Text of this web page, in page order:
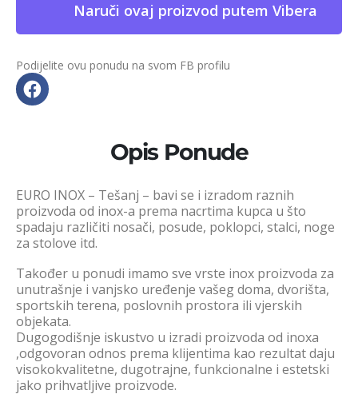
Naruči ovaj proizvod putem Vibera
Podijelite ovu ponudu na svom FB profilu
Opis Ponude
EURO INOX – Tešanj – bavi se i izradom raznih
proizvoda od inox-a prema nacrtima kupca u što
spadaju različiti nosači, posude, poklopci, stalci, noge
za stolove itd.
Također u ponudi imamo sve vrste inox proizvoda za
unutrašnje i vanjsko uređenje vašeg doma, dvorišta,
sportskih terena, poslovnih prostora ili vjerskih
objekata.
Dugogodišnje iskustvo u izradi proizvoda od inoxa
,odgovoran odnos prema klijentima kao rezultat daju
visokokvalitetne, dugotrajne, funkcionalne i estetski
jako prihvatljive proizvode.